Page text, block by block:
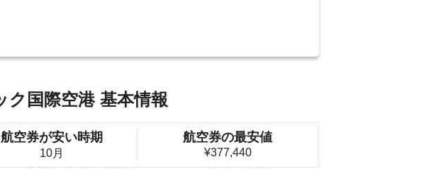
国際空港 基本情報
航空券が安い時期
10月
航空券の最安値
¥377,440